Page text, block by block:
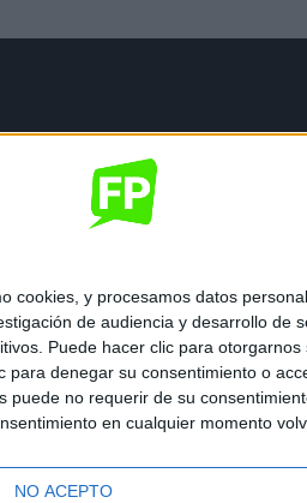
cookies, y procesamos datos
de audiencia y desarrollo de
Puede hacer clic para
denegar su consentimiento o
no requerir de su
en cualquier momento
NO ACEPTO